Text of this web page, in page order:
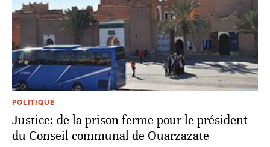
POLITIQUE
Justice: de la prison ferme pour le président
du Conseil communal de Ouarzazate